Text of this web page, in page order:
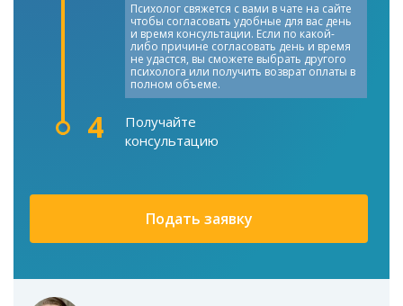
Психолог свяжется с вами в чате на сайте
чтобы согласовать удобные для вас день
и время консультации. Если по какой-
либо причине согласовать день и время
не удастся, вы сможете выбрать другого
психолога или получить возврат оплаты в
полном объеме.
4
Получайте
консультацию
Подать заявку